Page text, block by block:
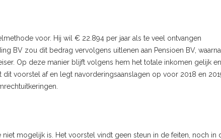
voor. Hij wil € 22.894 per jaar als te veel ontvangen
BV zou dit bedrag vervolgens uitlenen aan Pensioen BV, waarna
Op deze manier blijft volgens hem het totale inkomen gelijk en
voorstel af en legt navorderingsaanslagen op voor 2018 en
mogelijk is. Het voorstel vindt geen steun in de feiten, noch in